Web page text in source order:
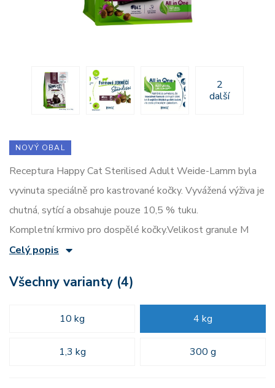
2
další
NOVÝ OBAL
Receptura Happy Cat Sterilised Adult Weide-Lamm byla
vyvinuta speciálně pro kastrované kočky. Vyvážená výživa je
chutná, sytící a obsahuje pouze 10,5 % tuku.
Kompletní krmivo pro dospělé kočky.Velikost granule M
Celý popis
Všechny varianty (4)
10 kg 4 kg
1,3 kg 300 g